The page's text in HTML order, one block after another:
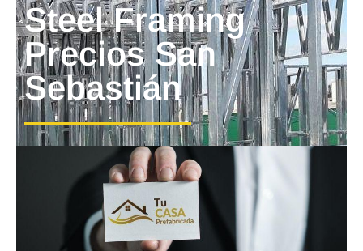
Steel Framing
Precios San
Sebastián